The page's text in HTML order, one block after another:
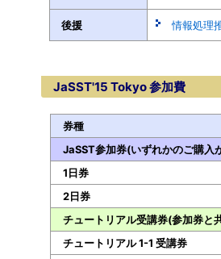
後援 情報処理
JaSST'15 Tokyo 参加費
券種
JaSST参加券(いずれかのご購入
1日券
2日券
チュートリアル受講券(参加券と
チュートリアル 1-1 受講券